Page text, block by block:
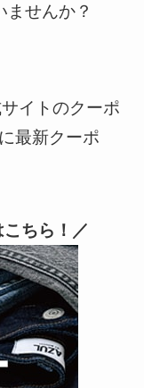
ませんか？
イトのクーポ
最新クーポ
ちら！／